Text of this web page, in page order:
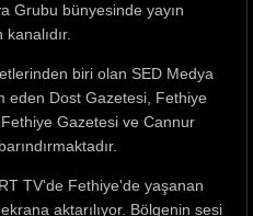
Grubu bünyesinde yayın
biri olan SED Medya
eden Dost Gazetesi, Fethiye
Gazetesi ve Cannur
TV'de Fethiye'de yaşanan
aktarılıyor. Bölgenin sesi